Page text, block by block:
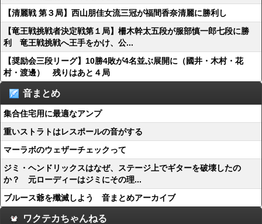
【清麗戦 第３局】西山朋佳女流三冠が福間香奈清麗に勝利し
【竜王戦挑戦者決定戦第１局】柵木幹太五段が服部慎一郎七段に勝
利 竜王戦挑戦へ王手をかけ、公...
【奨励会三段リーグ】10勝4敗が4名並ぶ展開に（國井・木村・花
村・渡邊） 残りはあと４局
音まとめ
集合住宅用に最適なアンプ
重いストラトはレスポールの音がする
マーラボのウェザーチェックって
ジミ・ヘンドリックスはなぜ、ステージ上でギターを破壊したの
か？ 元ローディーはジミにその理...
ブルース爺を殲滅しよう 音まとめアーカイブ
ワクテカちゃんねる